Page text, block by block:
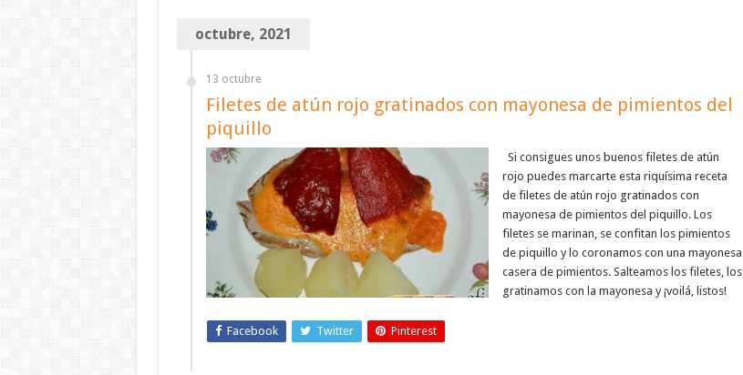
octubre, 2021
13 octubre
Filetes de atún rojo gratinados con mayonesa de pimientos del
piquillo
Si consigues unos buenos filetes de atún
rojo puedes marcarte esta riquísima receta
de filetes de atún rojo gratinados con
mayonesa de pimientos del piquillo. Los
filetes se marinan, se confitan los pimientos
de piquillo y lo coronamos con una mayonesa
casera de pimientos. Salteamos los filetes, los
gratinamos con la mayonesa y ¡voilá, listos!
Facebook Twitter Pinterest